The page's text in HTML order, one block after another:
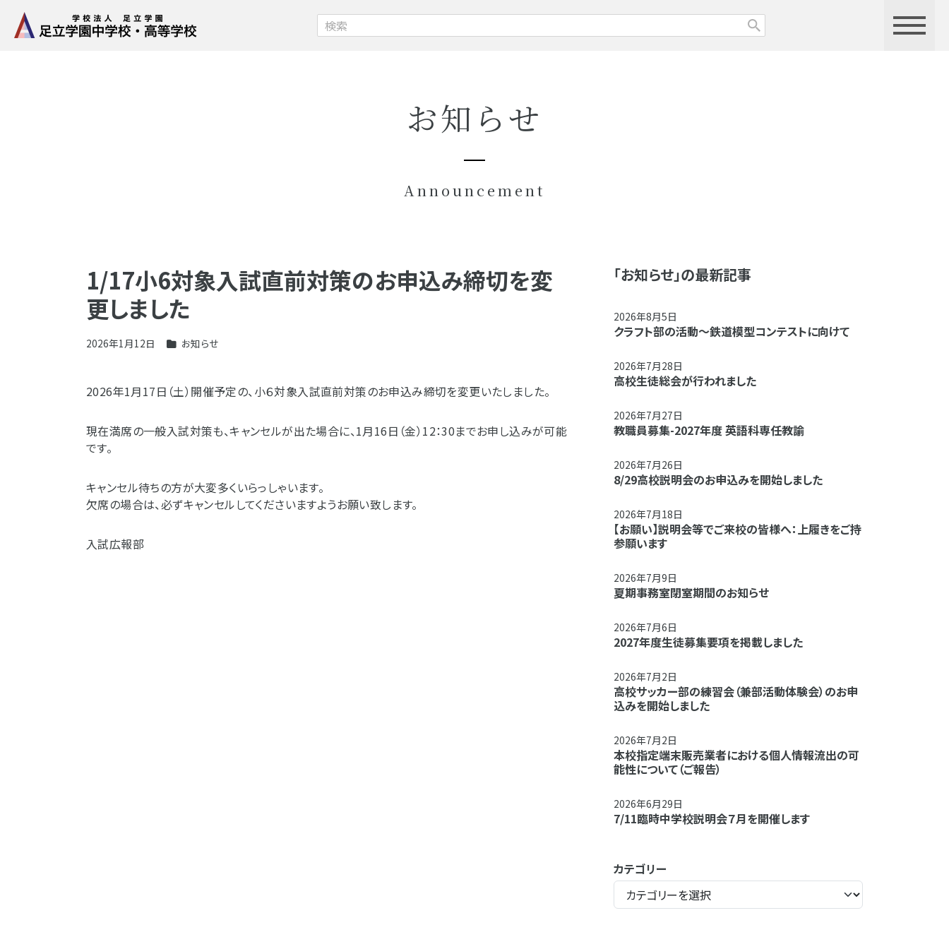
お知らせ
Announcement
1/17小6対象入試直前対策のお申込み締切を変
更しました
2026年1月12日 お知らせ
2026年1月17日（土）開催予定の、小６対象入試直前対策のお申込み締切を変更いたしました。
現在満席の一般入試対策も、キャンセルが出た場合に、1月16日（金）12：30までお申し込みが可能
です。
キャンセル待ちの方が大変多くいらっしゃいます。
欠席の場合は、必ずキャンセルしてくださいますようお願い致します。
入試広報部
「お知らせ」の最新記事
2026年8月5日
クラフト部の活動～鉄道模型コンテストに向けて
2026年7月28日
高校生徒総会が行われました
2026年7月27日
教職員募集-2027年度 英語科専任教諭
2026年7月26日
8/29高校説明会のお申込みを開始しました
2026年7月18日
【お願い】説明会等でご来校の皆様へ：上履きをご持
参願います
2026年7月9日
夏期事務室閉室期間のお知らせ
2026年7月6日
2027年度生徒募集要項を掲載しました
2026年7月2日
高校サッカー部の練習会（兼部活動体験会）のお申
込みを開始しました
2026年7月2日
本校指定端末販売業者における個人情報流出の可
能性について（ご報告）
2026年6月29日
7/11臨時中学校説明会７月を開催します
カテゴリー